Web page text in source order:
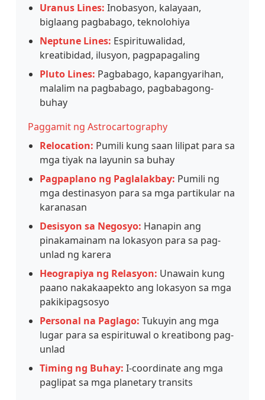
Uranus Lines: Inobasyon, kalayaan,
biglaang pagbabago, teknolohiya
Neptune Lines: Espirituwalidad,
kreatibidad, ilusyon, pagpapagaling
Pluto Lines: Pagbabago, kapangyarihan,
malalim na pagbabago, pagbabagong-
buhay
Paggamit ng Astrocartography
Relocation: Pumili kung saan lilipat para sa
mga tiyak na layunin sa buhay
Pagpaplano ng Paglalakbay: Pumili ng
mga destinasyon para sa mga partikular na
karanasan
Desisyon sa Negosyo: Hanapin ang
pinakamainam na lokasyon para sa pag-
unlad ng karera
Heograpiya ng Relasyon: Unawain kung
paano nakakaapekto ang lokasyon sa mga
pakikipagsosyo
Personal na Paglago: Tukuyin ang mga
lugar para sa espirituwal o kreatibong pag-
unlad
Timing ng Buhay: I-coordinate ang mga
paglipat sa mga planetary transits